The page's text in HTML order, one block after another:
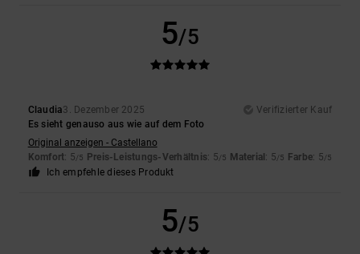
5/5
Claudia3. Dezember 2025
Verifizierter Kauf
Es sieht genauso aus wie auf dem Foto
Original anzeigen - Castellano
Komfort: 5/5 Preis-Leistungs-Verhältnis: 5/5 Material : 5/5 Farbe: 5/5
Ich empfehle dieses Produkt
5/5